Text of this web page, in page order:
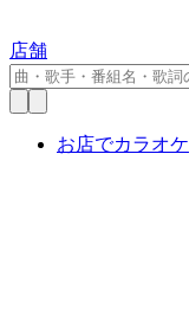
店舗
お店でカラオケ